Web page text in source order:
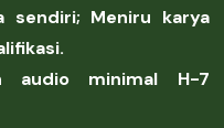
sendiri; Meniru karya
audio minimal H-7